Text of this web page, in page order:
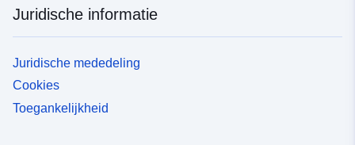
Juridische informatie
Juridische mededeling
Cookies
Toegankelijkheid